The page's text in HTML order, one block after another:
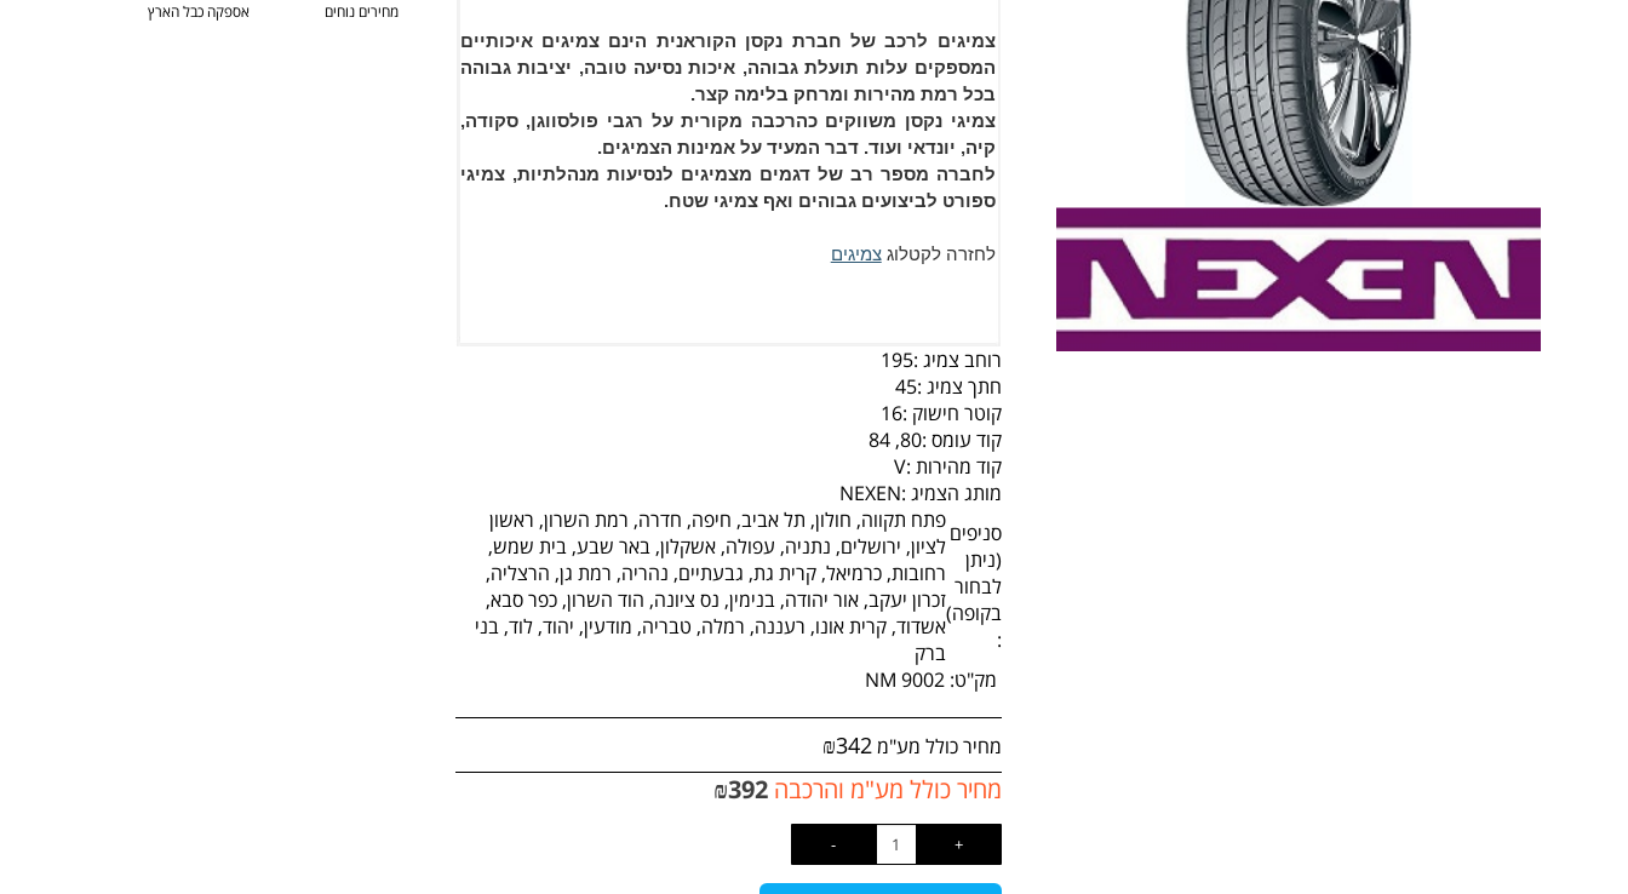
צמיגים לרכב של חברת נקסן הקוראנית הינם צמיגים איכותיים
המספקים עלות תועלת גבוהה, איכות נסיעה טובה, יציבות גבוהה
בכל רמת מהירות ומרחק בלימה קצר.
צמיגי נקסן משווקים כהרכבה מקורית על רגבי פולסווגן, סקודה,
קיה, יונדאי ועוד. דבר המעיד על אמינות הצמיגים.
לחברה מספר רב של דגמים מצמיגים לנסיעות מנהלתיות, צמיגי
ספורט לביצועים גבוהים ואף צמיגי שטח.
לחזרה לקטלוגצמיגים
רוחב צמיג :195
חתך צמיג :45
קוטר חישוק :16
קוד עומס :80, 84
קוד מהירות :V
מותג הצמיג :NEXEN
סניפים
(ניתן
לבחור
בקופה)
:
פתח תקווה, חולון, תל אביב, חיפה, חדרה, רמת השרון, ראשון
לציון, ירושלים, נתניה, עפולה, אשקלון, באר שבע, בית שמש,
רחובות, כרמיאל, קרית גת, גבעתיים, נהריה, רמת גן, הרצליה,
זכרון יעקב, אור יהודה, בנימין, נס ציונה, הוד השרון, כפר סבא,
אשדוד, קרית אונו, רעננה, רמלה, טבריה, מודעין, יהוד, לוד, בני
ברק
מק"ט: NM 9002
מחיר כולל מע"מ ₪342
מחיר כולל מע"מ והרכבה ₪392
מחירים נוחים אספקה כבל הארץ